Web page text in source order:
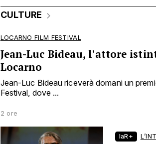
CULTURE
LOCARNO FILM FESTIVAL
Jean-Luc Bideau, l'attore
Locarno
Jean-Luc Bideau riceverà domani un
Festival, dove ...
2 ore
laR+